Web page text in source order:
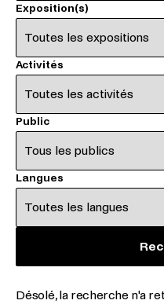
Expositions
Exposition(s)
Activités
Activités
Public
Public
Langues
Langues
Désolé, la recherche n'a